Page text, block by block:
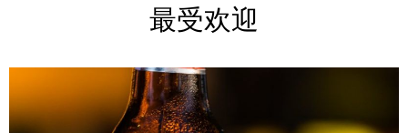
最受欢迎